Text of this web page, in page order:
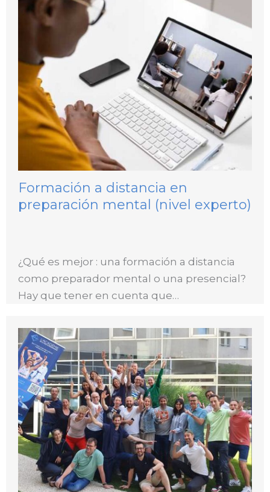
Formación a distancia en
preparación mental (nivel experto)
¿Qué es mejor : una formación a distancia
como preparador mental o una presencial?
Hay que tener en cuenta que…